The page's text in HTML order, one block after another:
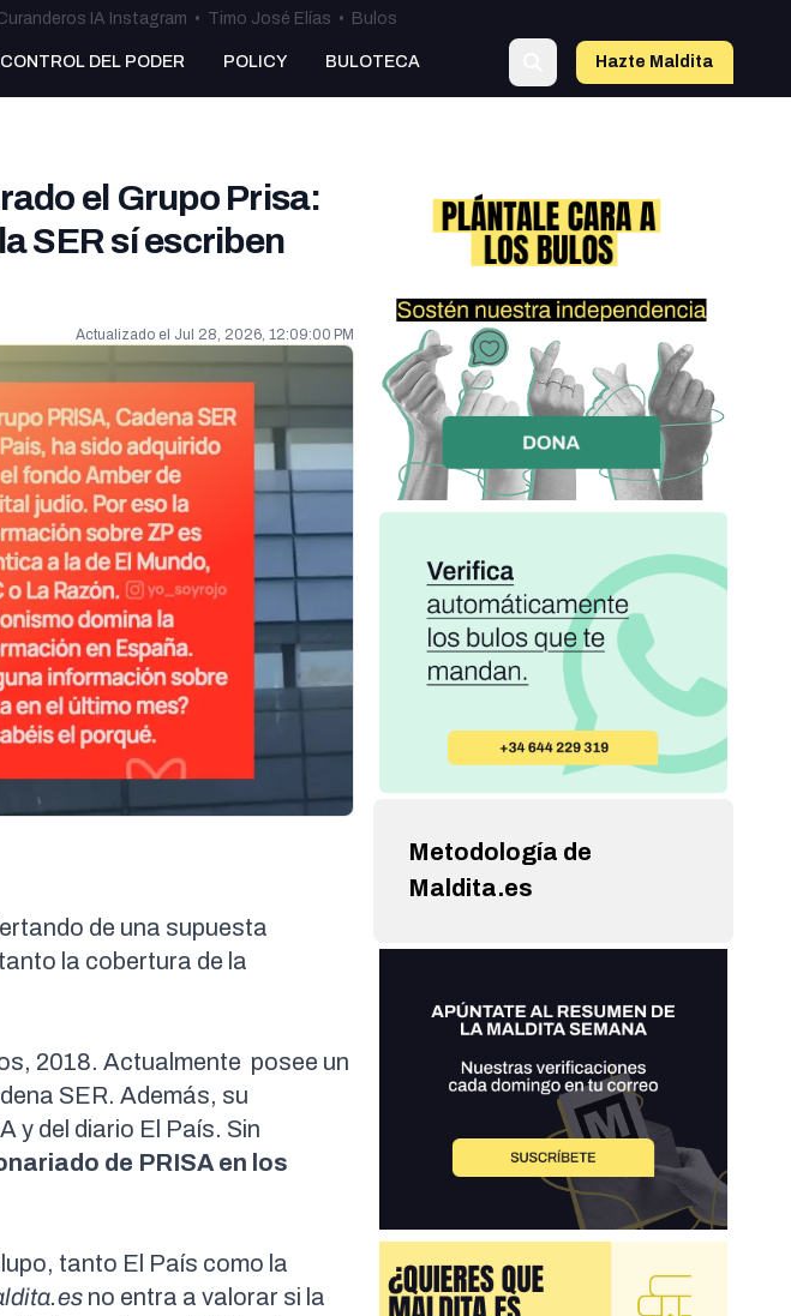
IA Instagram • Timo José Elías • Bulos
CONTROL DEL PODER POLICY BULOTECA Hazte Maldito
a
el Grupo Prisa:
SER sí escriben
Actualizado el Jul 28, 2026, 12:09:00 PM
de una supuesta
la cobertura de la
2018. Actualmente posee un
SER. Además, su
y del diario El País. Sin
de PRISA en los
tanto El País como la
no entra a valorar si la
Metodología de
Maldita.es